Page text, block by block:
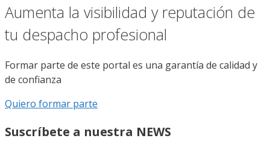
Aumenta la visibilidad y reputación de
tu despacho profesional
Formar parte de este portal es una garantía de calidad y
de confianza
Quiero formar parte
Suscríbete a nuestra NEWS